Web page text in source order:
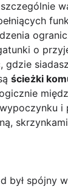
o
gdzie
ścieżki
i
był spójny